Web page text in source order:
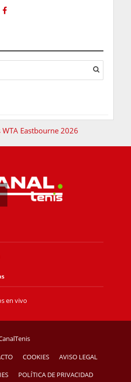
WTA Eastbourne 2026
en vivo
COOKIES AVISO LEGAL
POLÍTICA DE PRIVACIDAD